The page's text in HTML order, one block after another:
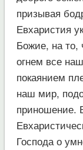
призывая
Евхаристия
Божие, на то,
огнем все
покаянием
наш мир,
приношение.
Господа о